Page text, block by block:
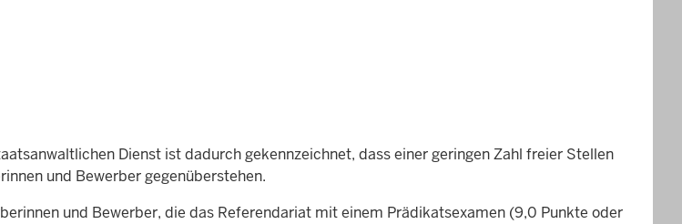
Dienst ist dadurch gekennzeichnet, dass einer geringen Zahl freier Stellen
und Bewerber gegenüberstehen.
und Bewerber, die das Referendariat mit einem Prädikatsexamen (9,0 Punkte oder